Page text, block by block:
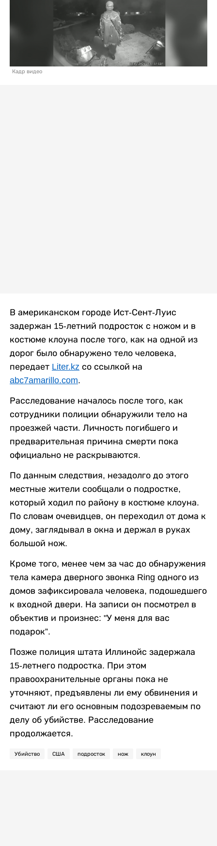
Кадр видео
В американском городе Ист-Сент-Луис
задержан 15-летний подросток с ножом и в
костюме клоуна после того, как на одной из
дорог было обнаружено тело человека,
передает Liter.kz со ссылкой на
abc7amarillo.com.
Расследование началось после того, как
сотрудники полиции обнаружили тело на
проезжей части. Личность погибшего и
предварительная причина смерти пока
официально не раскрываются.
По данным следствия, незадолго до этого
местные жители сообщали о подростке,
который ходил по району в костюме клоуна.
По словам очевидцев, он переходил от дома к
дому, заглядывал в окна и держал в руках
большой нож.
Кроме того, менее чем за час до обнаружения
тела камера дверного звонка Ring одного из
домов зафиксировала человека, подошедшего
к входной двери. На записи он посмотрел в
объектив и произнес: "У меня для вас
подарок”.
Позже полиция штата Иллинойс задержала
15-летнего подростка. При этом
правоохранительные органы пока не
уточняют, предъявлены ли ему обвинения и
считают ли его основным подозреваемым по
делу об убийстве. Расследование
продолжается.
Убийство США подросток нож клоун